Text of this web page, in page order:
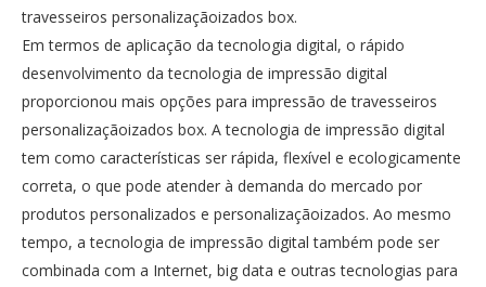
travesseiros personalizaçãoizados box.
Em termos de aplicação da tecnologia digital, o rápido
desenvolvimento da tecnologia de impressão digital
proporcionou mais opções para impressão de travesseiros
personalizaçãoizados box. A tecnologia de impressão digital
tem como características ser rápida, flexível e ecologicamente
correta, o que pode atender à demanda do mercado por
produtos personalizados e personalizaçãoizados. Ao mesmo
tempo, a tecnologia de impressão digital também pode ser
combinada com a Internet, big data e outras tecnologias para